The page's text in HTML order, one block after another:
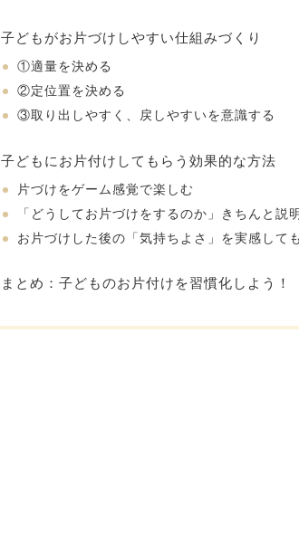
子どもがお片づけしやすい仕組みづくり
①適量を決める
②定位置を決める
③取り出しやすく、戻しやすいを意識する
子どもにお片付けしてもらう効果的な方法
片づけをゲーム感覚で楽しむ
「どうしてお片づけをするのか」きちんと説
お片づけした後の「気持ちよさ」を実感して
まとめ：子どものお片付けを習慣化しよう！